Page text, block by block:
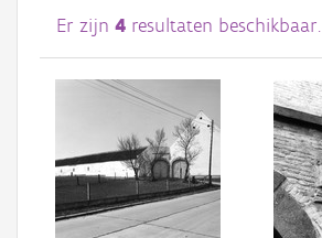
Afbeeldingen
#BeeldIndeKijker
Over ons
Aanmelden
Er zijn 4 resultaten beschikbaar.